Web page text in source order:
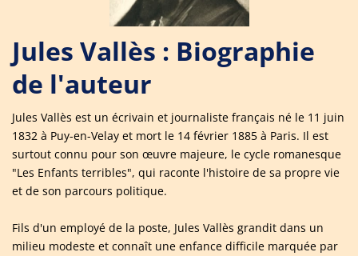
Jules Vallès : Biographie
de l'auteur
Jules Vallès est un écrivain et journaliste français né le 11 juin
1832 à Puy-en-Velay et mort le 14 février 1885 à Paris. Il est
surtout connu pour son œuvre majeure, le cycle romanesque
"Les Enfants terribles", qui raconte l'histoire de sa propre vie
et de son parcours politique.
Fils d'un employé de la poste, Jules Vallès grandit dans un
milieu modeste et connaît une enfance difficile marquée par